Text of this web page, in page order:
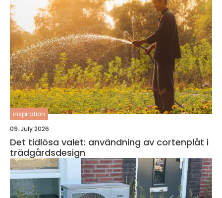
inspiration
09. July 2026
Det tidlösa valet: användning av cortenplåt i
trädgårdsdesign